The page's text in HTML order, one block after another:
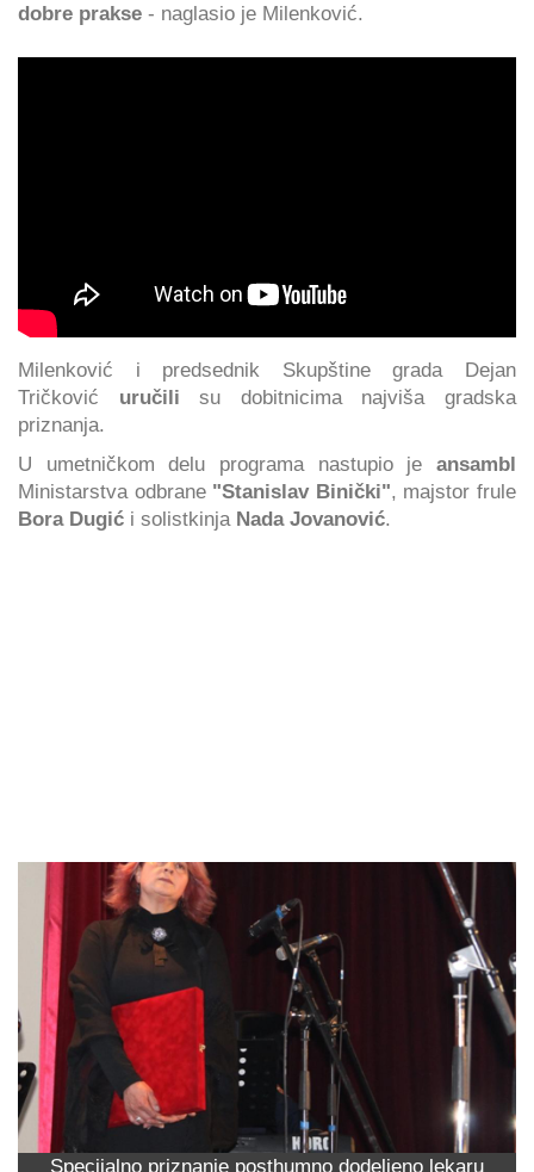
dobre prakse - naglasio je Milenković.
Milenković i predsednik Skupštine grada Dejan
Tričković uručili su dobitnicima najviša gradska
priznanja.
U umetničkom delu programa nastupio je ansambl
Ministarstva odbrane "Stanislav Binički", majstor frule
Bora Dugić i solistkinja Nada Jovanović.
Specijalno priznanje posthumno dodeljeno lekaru